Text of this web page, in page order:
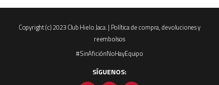
Copyright (c) 2023 Club Hielo Jaca. | Política de compra, devoluciones y
reembolsos
#SinAficiónNoHayEquipo
SÍGUENOS: